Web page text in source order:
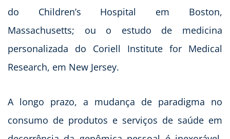
do Children’s Hospital em Boston,
Massachusetts; ou o estudo de medicina
personalizada do Coriell Institute for Medical
Research, em New Jersey.
A longo prazo, a mudança de paradigma no
consumo de produtos e serviços de saúde em